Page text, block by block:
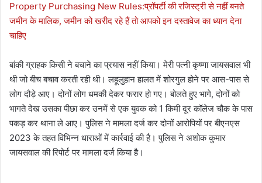
Property Purchasing New Rules:प्रॉपर्टी की रजिस्ट्री से नहीं बनते
जमीन के मालिक, जमीन को खरीद रहे हैं तो आपको इन दस्तावेज का ध्यान देना
चाहिए
बांकी ग्राहक किसी ने बचाने का प्रयास नहीं किया। मेरी पत्नी कृष्णा जायसवाल भी
थी जो बीच बचाव करती रही थी। लहूलुहान हालत में शोरगुल होने पर आस-पास से
लोग दौड़े आए। दोनों लोग धमकी देकर फरार हो गए। बोलते हुए भागे, दोनों को
भागते देख उसका पीछा कर उनमें से एक युवक को 1 किमी दूर कॉलेज चौक के पास
पकड़ कर थाना ले आए। पुलिस ने मामला दर्ज कर दोनों आरोपियों पर बीएनएस
2023 के तहत विभिन्न धाराओं में कार्रवाई की है। पुलिस ने अशोक कुमार
जायसवाल की रिपोर्ट पर मामला दर्ज किया है।